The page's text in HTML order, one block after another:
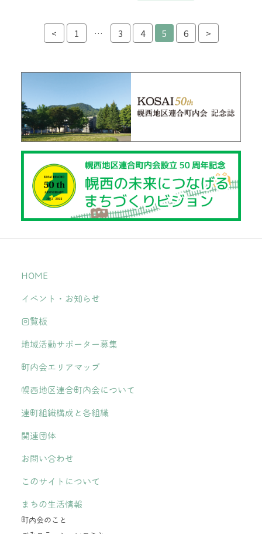
< 1 … 3 4 5 6 >
HOME
イベント・お知らせ
回覧板
地域活動サポーター募集
町内会エリアマップ
幌西地区連合町内会について
連町組織構成と各組織
関連団体
お問い合わせ
このサイトについて
まちの生活情報
町内会のこと